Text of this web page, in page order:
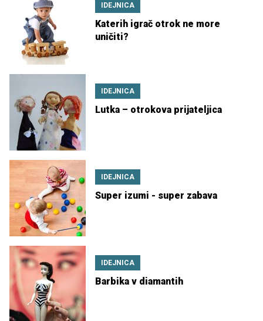
IDEJNICA
Katerih igrač otrok ne more
uničiti?
IDEJNICA
Lutka – otrokova prijateljica
IDEJNICA
Super izumi - super zabava
IDEJNICA
Barbika v diamantih